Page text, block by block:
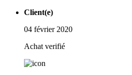
Client(e)
04 février 2020
Achat verifié